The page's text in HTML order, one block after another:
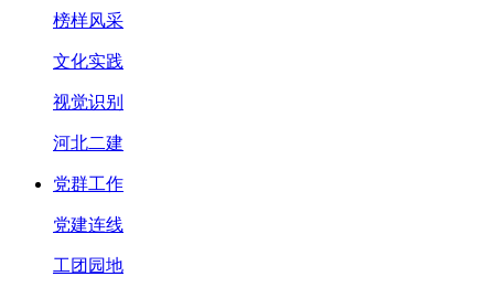
榜样风采
文化实践
视觉识别
河北二建
党群工作
党建连线
工团园地